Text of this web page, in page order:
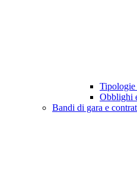
Obblighi
Bandi di gara e